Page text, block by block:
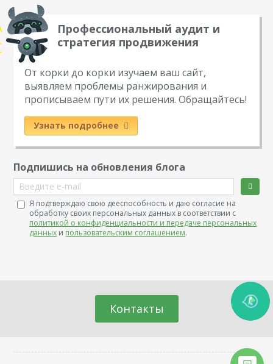
Профессиональный аудит и
стратегия продвижения
От корки до корки изучаем ваш сайт,
выявляем проблемы ранжирования и
прописываем пути их решения. Обращайтесь!
Узнать подробнее
Подпишись на обновления блога
Введите e-mail
Я подтверждаю свою дееспособность и даю согласие на
обработку своих персональных данных в соответствии с
политикой о конфиденциальности и передаче персональных
данных и пользовательским соглашением.
Контакты